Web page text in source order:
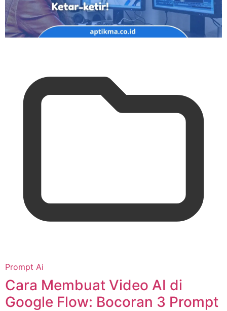
Prompt Ai
Cara Membuat Video AI di
Google Flow: Bocoran 3 Prompt